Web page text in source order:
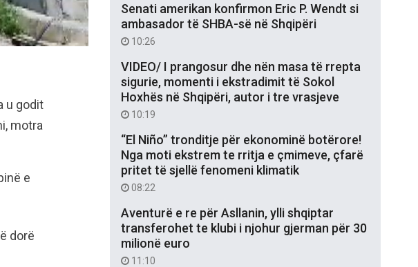
u godit
motra
e
dorë
Senati amerikan konfirmon Eric P. Wendt si
ambasador të SHBA-së në Shqipëri
10:26
VIDEO/ I prangosur dhe nën masa të rrepta
sigurie, momenti i ekstradimit të Sokol
Hoxhës në Shqipëri, autor i tre vrasjeve
10:19
“El Niño” tronditje për ekonominë botërore!
Nga moti ekstrem te rritja e çmimeve, çfarë
pritet të sjellë fenomeni klimatik
08:22
Aventurë e re për Asllanin, ylli shqiptar
transferohet te klubi i njohur gjerman për 30
milionë euro
11:10